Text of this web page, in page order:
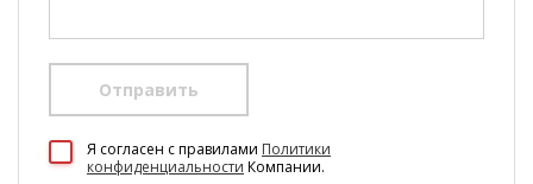
Отправить
Я согласен c правилами Политики
конфиденциальности Компании.